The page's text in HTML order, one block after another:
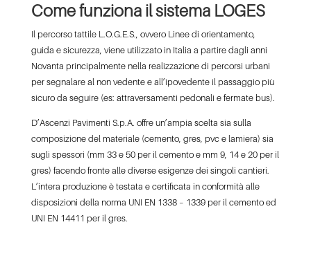
Come funziona il sistema LOGES
Il percorso tattile L.O.G.E.S., ovvero Linee di orientamento,
guida e sicurezza, viene utilizzato in Italia a partire dagli anni
Novanta principalmente nella realizzazione di percorsi urbani
per segnalare al non vedente e all’ipovedente il passaggio più
sicuro da seguire (es: attraversamenti pedonali e fermate bus).
D’Ascenzi Pavimenti S.p.A. offre un’ampia scelta sia sulla
composizione del materiale (cemento, gres, pvc e lamiera) sia
sugli spessori (mm 33 e 50 per il cemento e mm 9, 14 e 20 per il
gres) facendo fronte alle diverse esigenze dei singoli cantieri.
L’intera produzione è testata e certificata in conformità alle
disposizioni della norma UNI EN 1338 – 1339 per il cemento ed
UNI EN 14411 per il gres.